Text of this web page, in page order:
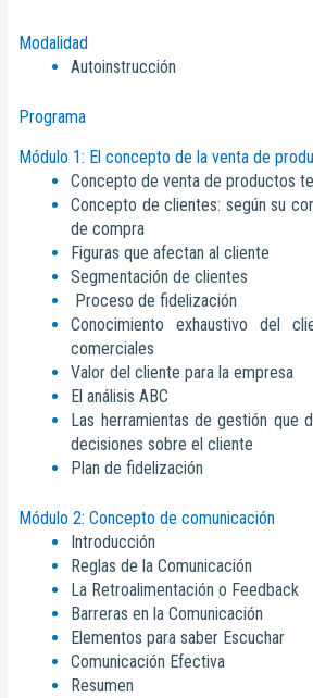
Modalidad
Autoinstrucción
Programa
Módulo 1: El concepto de la venta de
Concepto de venta de productos
Concepto de clientes: según su
de compra
Figuras que afectan al cliente
Segmentación de clientes
Proceso de fidelización
Conocimiento exhaustivo del
comerciales
Valor del cliente para la empresa
El análisis ABC
Las herramientas de gestión que
decisiones sobre el cliente
Plan de fidelización
Módulo 2: Concepto de comunicación
Introducción
Reglas de la Comunicación
La Retroalimentación o Feedback
Barreras en la Comunicación
Elementos para saber Escuchar
Comunicación Efectiva
Resumen